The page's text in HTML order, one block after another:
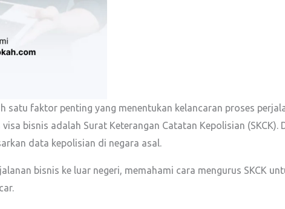
faktor penting yang menentukan kelancaran proses
bisnis adalah Surat Keterangan Catatan Kepolisian (SKCK).
data kepolisian di negara asal.
bisnis ke luar negeri, memahami cara mengurus SKCK